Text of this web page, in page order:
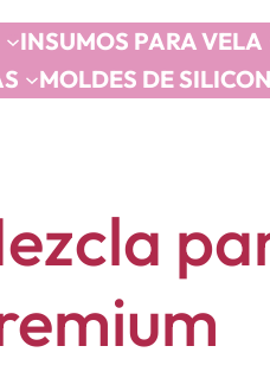
INSUMOS PARA VELA
MOLDES DE